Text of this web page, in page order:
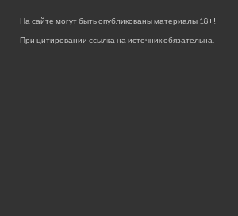
На сайте могут быть опубликованы материалы 18+!
При цитировании ссылка на источник обязательна.